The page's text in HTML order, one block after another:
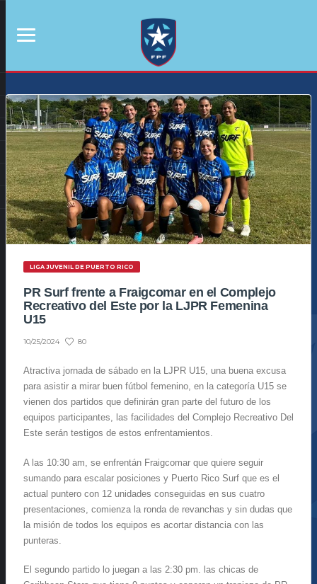
LIGA JUVENIL DE PUERTO RICO
PR Surf frente a Fraigcomar en el Complejo
Recreativo del Este por la LJPR Femenina
U15
10/25/2024 80
Atractiva jornada de sábado en la LJPR U15, una buena excusa
para asistir a mirar buen fútbol femenino, en la categoría U15 se
vienen dos partidos que definirán gran parte del futuro de los
equipos participantes, las facilidades del Complejo Recreativo Del
Este serán testigos de estos enfrentamientos.
A las 10:30 am, se enfrentán Fraigcomar que quiere seguir
sumando para escalar posiciones y Puerto Rico Surf que es el
actual puntero con 12 unidades conseguidas en sus cuatro
presentaciones, comienza la ronda de revanchas y sin dudas que
la misión de todos los equipos es acortar distancia con las
punteras.
El segundo partido lo juegan a las 2:30 pm. las chicas de